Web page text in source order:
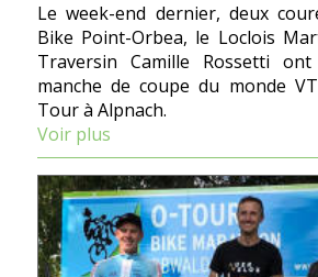
Le week-end dernier, deux
Bike Point-Orbea, le Loclois
Traversin Camille Rossetti
manche de coupe du monde
Tour à Alpnach.
Voir plus